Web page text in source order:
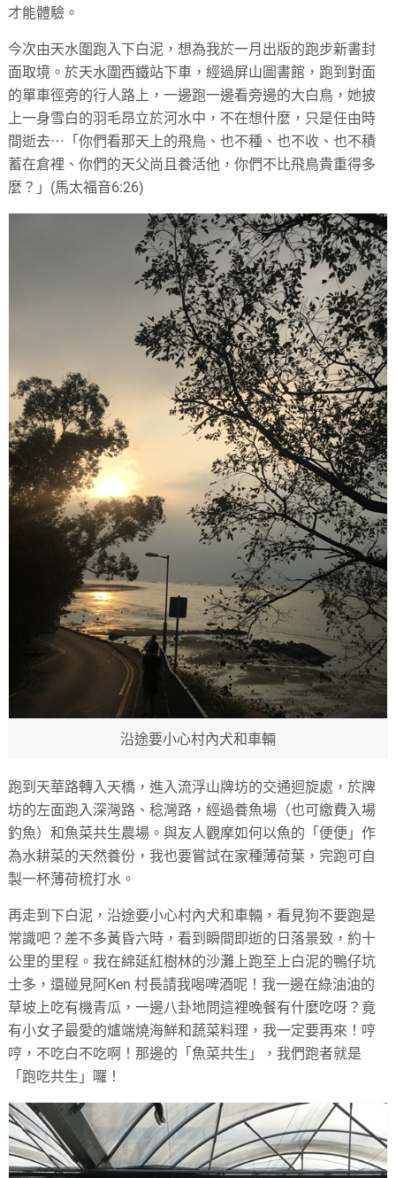
才能體驗。
今次由天水圍跑入下白泥，想為我於一月出版的跑步新書封
面取境。於天水圍西鐵站下車，經過屏山圖書館，跑到對面
的單車徑旁的行人路上，一邊跑一邊看旁邊的大白鳥，她披
上一身雪白的羽毛昂立於河水中，不在想什麼，只是任由時
間逝去⋯「你們看那天上的飛鳥、也不種、也不收、也不積
蓄在倉裡、你們的天父尚且養活他，你們不比飛鳥貴重得多
麼？」(馬太福音6:26)
沿途要小心村內犬和車輛
跑到天華路轉入天橋，進入流浮山牌坊的交通迴旋處，於牌
坊的左面跑入深灣路、稔灣路，經過養魚場（也可繳費入場
釣魚）和魚菜共生農場。與友人觀摩如何以魚的「便便」作
為水耕菜的天然養份，我也要嘗試在家種薄荷葉，完跑可自
製一杯薄荷梳打水。
再走到下白泥，沿途要小心村內犬和車輛，看見狗不要跑是
常識吧？差不多黃昏六時，看到瞬間即逝的日落景致，約十
公里的里程。我在綿延紅樹林的沙灘上跑至上白泥的鴨仔坑
士多，還碰見阿Ken 村長請我喝啤酒呢！我一邊在綠油油的
草坡上吃有機青瓜，一邊八卦地問這裡晚餐有什麼吃呀？竟
有小女子最愛的爐端燒海鮮和蔬菜料理，我一定要再來！哼
哼，不吃白不吃啊！那邊的「魚菜共生」，我們跑者就是
「跑吃共生」囉！